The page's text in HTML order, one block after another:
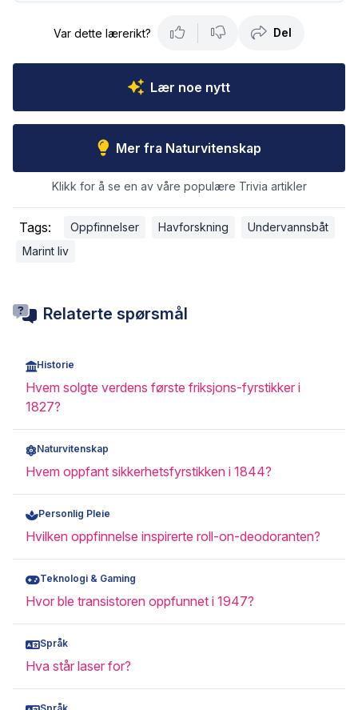
Var dette lærerikt? Del
Lær noe nytt
Mer fra Naturvitenskap
Klikk for å se en av våre populære Trivia artikler
Tags: Oppfinnelser Havforskning
Undervannsbåt
Marint liv
Relaterte spørsmål
Historie
Hvem solgte verdens første friksjons-fyrstikker i
1827?
Naturvitenskap
Hvem oppfant sikkerhetsfyrstikken i 1844?
Personlig Pleie
Hvilken oppfinnelse inspirerte roll-on-deodoranten?
Teknologi & Gaming
Hvor ble transistoren oppfunnet i 1947?
Språk
Hva står laser for?